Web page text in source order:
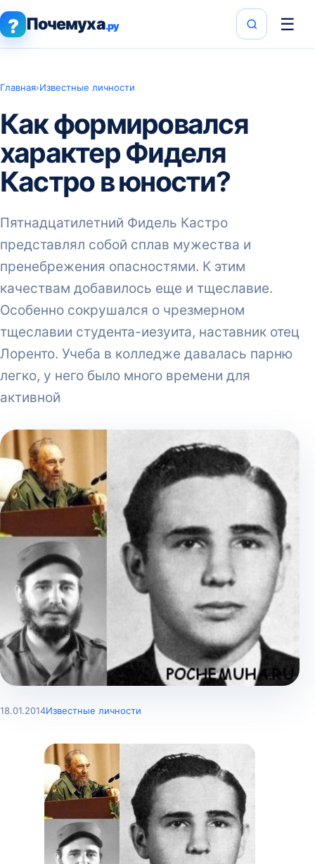
? Почемуха.ру ☰
Главная›Известные личности
Как формировался
характер Фиделя
Кастро в юности?
Пятнадцатилетний Фидель Кастро
представлял собой сплав мужества и
пренебрежения опасностями. К этим
качествам добавилось еще и тщеславие.
Особенно сокрушался о чрезмерном
тщеславии студента-иезуита, наставник отец
Лоренто. Учеба в колледже давалась парню
легко, у него было много времени для
активной
18.01.2014Известные личности